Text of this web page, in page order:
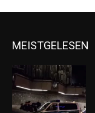
MEISTGELESEN